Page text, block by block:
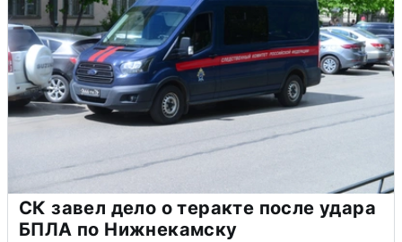
СК завел дело о теракте после удара
БПЛА по Нижнекамску